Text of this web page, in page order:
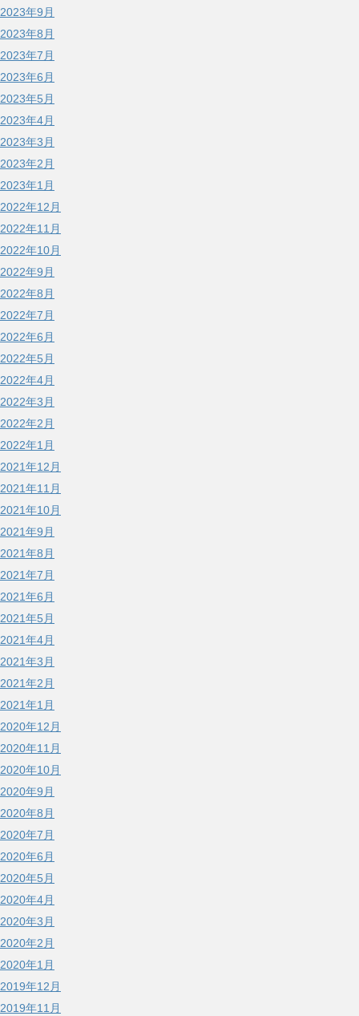
2023年9月
2023年8月
2023年7月
2023年6月
2023年5月
2023年4月
2023年3月
2023年2月
2023年1月
2022年12月
2022年11月
2022年10月
2022年9月
2022年8月
2022年7月
2022年6月
2022年5月
2022年4月
2022年3月
2022年2月
2022年1月
2021年12月
2021年11月
2021年10月
2021年9月
2021年8月
2021年7月
2021年6月
2021年5月
2021年4月
2021年3月
2021年2月
2021年1月
2020年12月
2020年11月
2020年10月
2020年9月
2020年8月
2020年7月
2020年6月
2020年5月
2020年4月
2020年3月
2020年2月
2020年1月
2019年12月
2019年11月